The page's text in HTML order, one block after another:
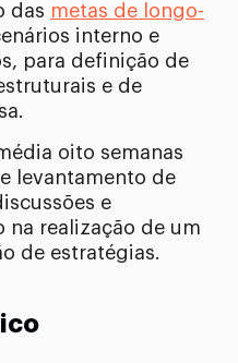
das metas de longo-
interno e
para definição de
e de
oito semanas
levantamento de
e
na realização de um
de estratégias.